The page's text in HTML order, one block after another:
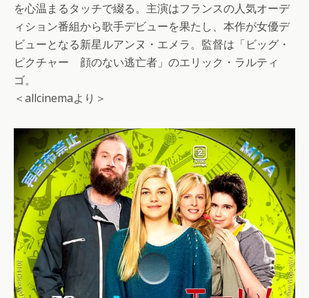
を心温まるタッチで綴る。主演はフランスの人気オーデ
ィション番組から歌手デビューを果たし、本作が女優デ
ビューとなる新星ルアンヌ・エメラ。監督は「ビッグ・
ピクチャー 顔のない逃亡者」のエリック・ラルティ
ゴ。
＜allcinemaより＞